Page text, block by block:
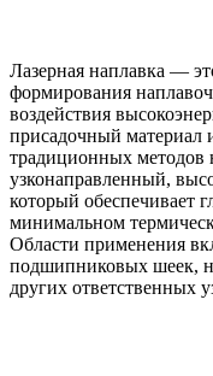
Лазерная наплавка —
формирования
воздействия
присадочный материал
традиционных методов
узконаправленный,
который обеспечивает
минимальном
Области применения
подшипниковых шеек,
других ответственных